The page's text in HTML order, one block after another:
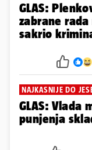
GLAS:
zabrane
sakrio
NAJKASNIJE DO
GLAS: Vlada
punjenja